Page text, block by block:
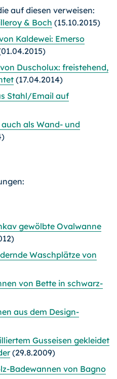
auf diesen verweisen:
& Boch (15.10.2015)
Kaldewei: Emerso
Duscholux: freistehend,
(17.04.2014)
Stahl/Email auf
als Wand- und
gewölbte Ovalwanne
Waschplätze von
von Bette in schwarz-
aus dem Design-
Gusseisen gekleidet
(29.8.2009)
Badewannen von Bagno